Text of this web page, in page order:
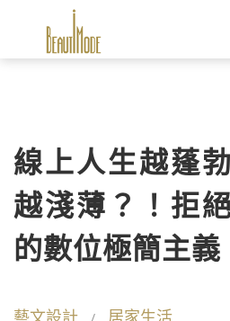
線上人生越蓬
越淺薄？！拒
的數位極簡主義
藝文設計 居家生活